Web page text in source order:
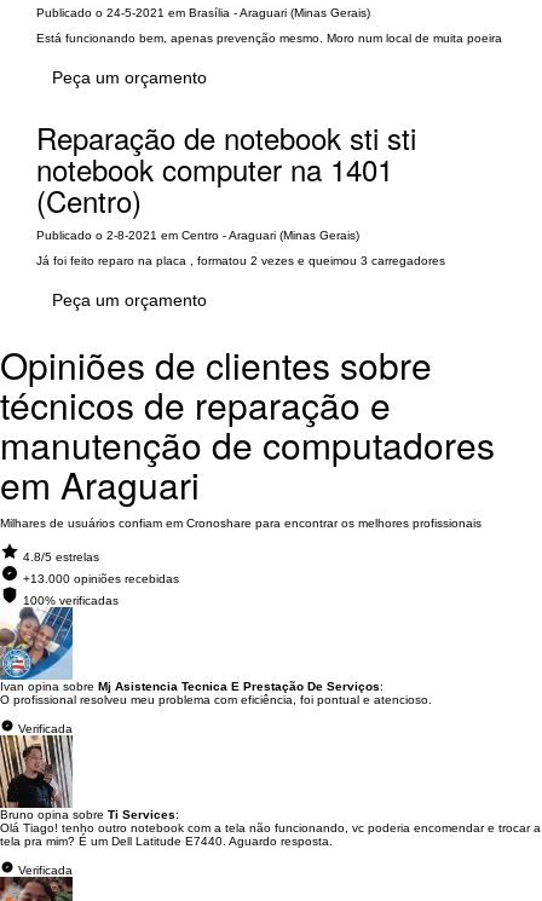
Publicado o 24-5-2021 em Brasília - Araguari (Minas Gerais)
Está funcionando bem, apenas prevenção mesmo. Moro num local de muita poeira
Peça um orçamento
Reparação de notebook sti sti
notebook computer na 1401
(Centro)
Publicado o 2-8-2021 em Centro - Araguari (Minas Gerais)
Já foi feito reparo na placa , formatou 2 vezes e queimou 3 carregadores
Peça um orçamento
Opiniões de clientes sobre
técnicos de reparação e
manutenção de computadores
em Araguari
Milhares de usuários confiam em Cronoshare para encontrar os melhores profissionais
4.8/5 estrelas
+13.000 opiniões recebidas
100% verificadas
Ivan opina sobre Mj Asistencia Tecnica E Prestação De Serviços:
O profissional resolveu meu problema com eficiência, foi pontual e atencioso.
Verificada
Bruno opina sobre Ti Services:
Olá Tiago! tenho outro notebook com a tela não funcionando, vc poderia encomendar e trocar a
tela pra mim? É um Dell Latitude E7440. Aguardo resposta.
Verificada